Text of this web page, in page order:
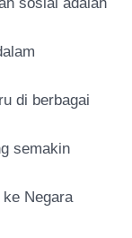
di berbagai
semakin
Negara